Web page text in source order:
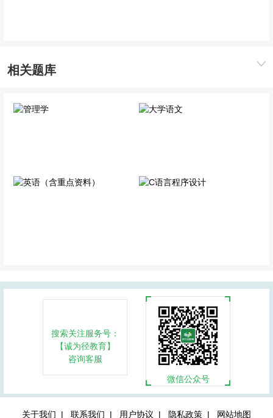
相关题库
搜索关注服务号：
【诚为径教育】
咨询客服
微信公众号
关于我们 | 联系我们 | 用户协议 | 隐私政策 | 网站地图